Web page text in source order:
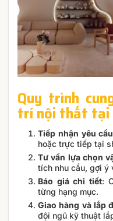
Quy trình
trí nội thất tại
Tiếp nhận yêu cầu
hoặc trực tiếp tại
Tư vấn lựa chọn
tích nhu cầu, gợi ý
Báo giá chi tiết:
từng hạng mục.
Giao hàng và lắp
đội ngũ kỹ thuật